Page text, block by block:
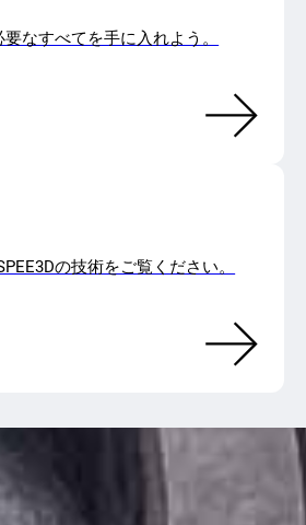
なすべてを手に入れよう。
の技術をご覧ください。